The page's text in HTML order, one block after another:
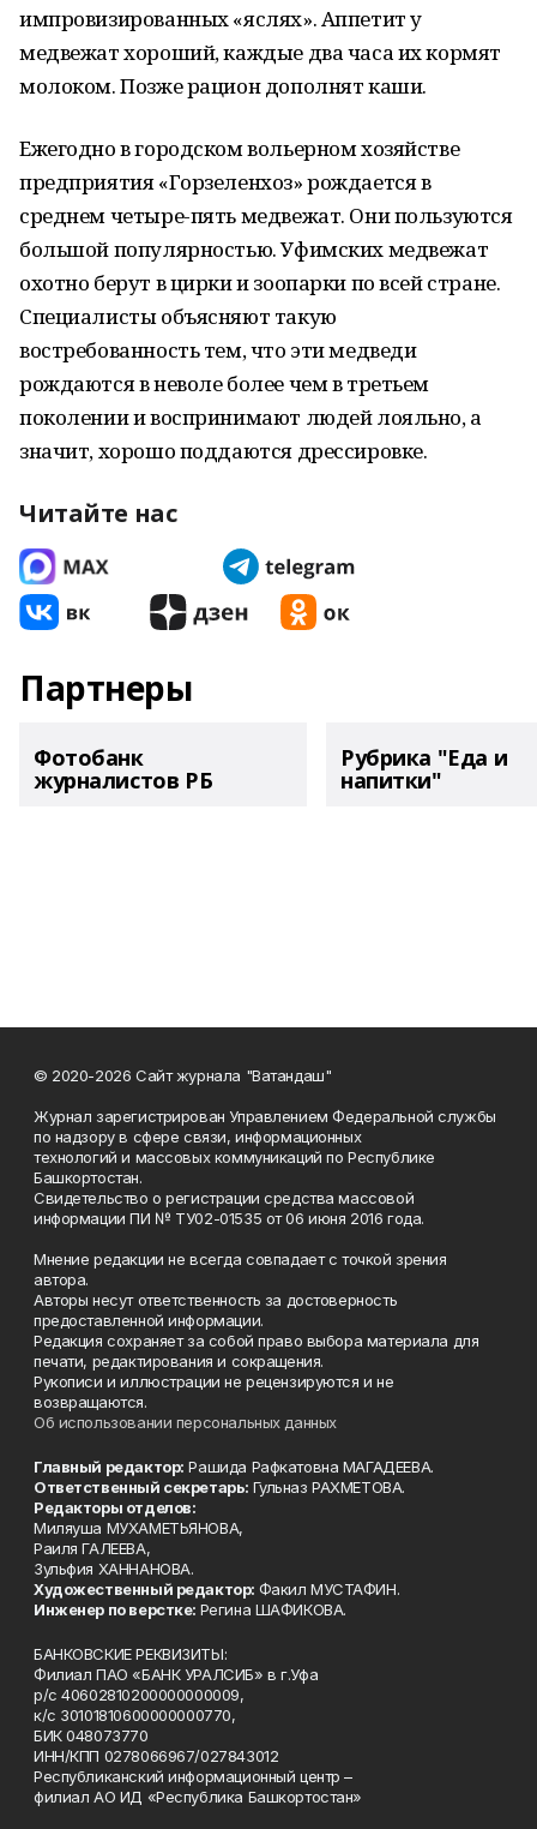
импровизированных «яслях». Аппетит у
медвежат хороший, каждые два часа их кормят
молоком. Позже рацион дополнят каши.
Ежегодно в городском вольерном хозяйстве
предприятия «Горзеленхоз» рождается в
среднем четыре-пять медвежат. Они пользуются
большой популярностью. Уфимских медвежат
охотно берут в цирки и зоопарки по всей стране.
Специалисты объясняют такую
востребованность тем, что эти медведи
рождаются в неволе более чем в третьем
поколении и воспринимают людей лояльно, а
значит, хорошо поддаются дрессировке.
Читайте нас
Партнеры
Фотобанк
журналистов РБ
Рубрика "Еда и
напитки"
© 2020-2026 Сайт журнала "Ватандаш"
Журнал зарегистрирован Управлением Федеральной службы
по надзору в сфере связи, информационных
технологий и массовых коммуникаций по Республике
Башкортостан.
Свидетельство о регистрации средства массовой
информации ПИ № ТУ02-01535 от 06 июня 2016 года.
Мнение редакции не всегда совпадает с точкой зрения
автора.
Авторы несут ответственность за достоверность
предоставленной информации.
Редакция сохраняет за собой право выбора материала для
печати, редактирования и сокращения.
Рукописи и иллюстрации не рецензируются и не
возвращаются.
Об использовании персональных данных
Главный редактор: Рашида Рафкатовна МАГАДЕЕВА.
Ответственный секретарь: Гульназ РАХМЕТОВА.
Редакторы отделов:
Миляуша МУХАМЕТЬЯНОВА,
Раиля ГАЛЕЕВА,
Зульфия ХАННАНОВА.
Художественный редактор: Факил МУСТАФИН.
Инженер по верстке: Регина ШАФИКОВА.
БАНКОВСКИЕ РЕКВИЗИТЫ:
Филиал ПАО «БАНК УРАЛСИБ» в г.Уфа
р/с 40602810200000000009,
к/с 30101810600000000770,
БИК 048073770
ИНН/КПП 0278066967/027843012
Республиканский информационный центр –
филиал АО ИД «Республика Башкортостан»